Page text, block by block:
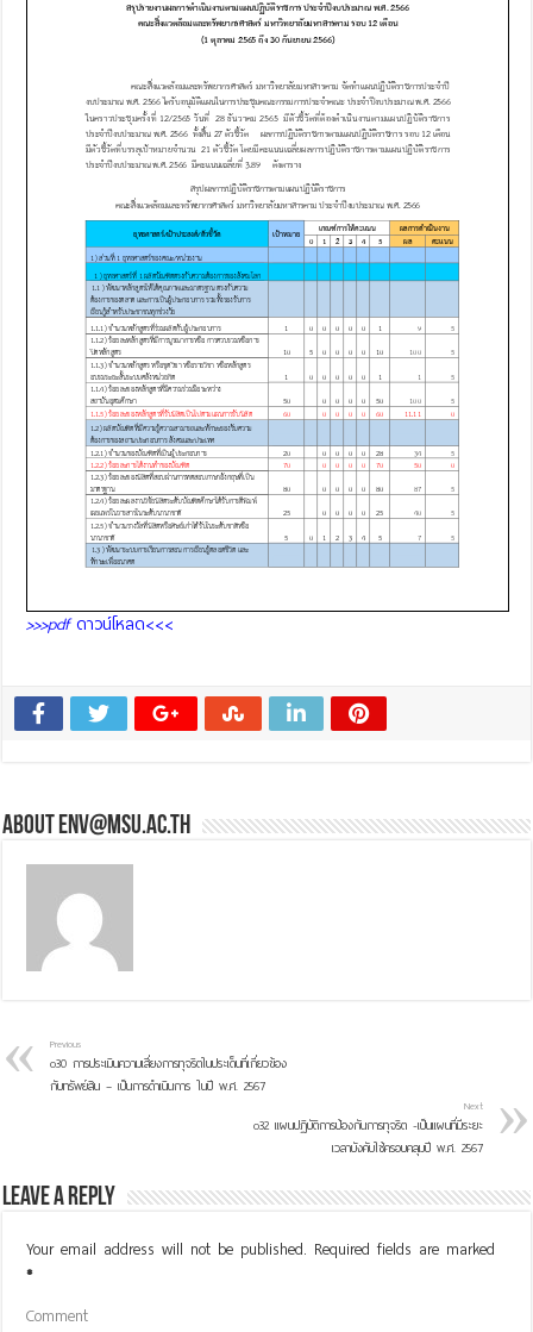
>>>pdfดาวน์โหลด<<<
About env@msu.ac.th
Previous
o30 การประเมินความเสี่ยงการทุจริตในประเด็นที่เกี่ยวข้อง
กับทรัพย์สิน – เป็นการดำเนินการ ในปี พ.ศ. 2567
Next
o32 แผนปฏิบัติการป้องกันการทุจริต -เป็นแผนที่มีระยะ
เวลาบังคับใช้ครอบคลุมปี พ.ศ. 2567
Leave a Reply
Your email address will not be published. Required fields are marked
*
Comment